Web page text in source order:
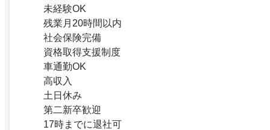
未経験OK
残業月20時間以内
社会保険完備
資格取得支援制度
車通勤OK
高収入
土日休み
第二新卒歓迎
17時までに退社可